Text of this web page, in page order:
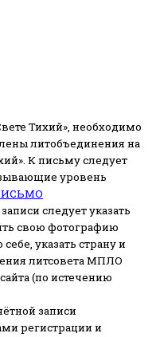
Тихий», необходимо
литобъединения на
К письму следует
уровень
следует указать
свою фотографию
указать страну и
литсовета МПЛО
(по истечению
записи
регистрации и